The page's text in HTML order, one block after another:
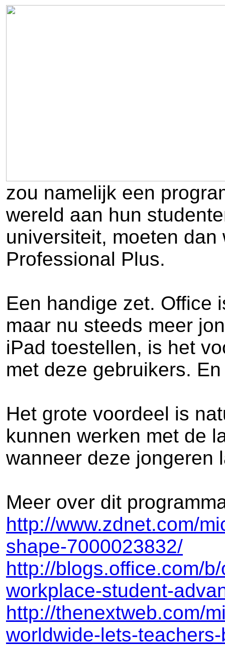
zou namelijk een
wereld aan hun
universiteit, moeten
Professional Plus.
Een handige zet. Office
maar nu steeds meer
iPad toestellen, is het
met deze gebruikers.
Het grote voordeel is
kunnen werken met de
wanneer deze jongeren
Meer over dit
http://www.zdnet.com/
shape-7000023832/
http://blogs.office.com/
workplace-student-
http://thenextweb.com/
worldwide-lets-